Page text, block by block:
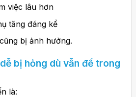
việc lâu hơn
tăng đáng kể
bị ảnh hưởng.
bị hỏng dù vẫn để trong
là: